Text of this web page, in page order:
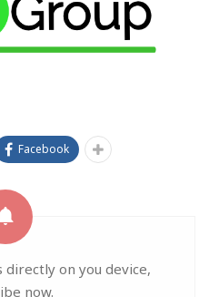
Facebook
on you device,
now.